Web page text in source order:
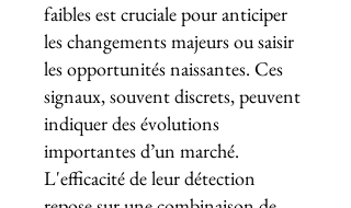
faibles est cruciale pour anticiper
les changements majeurs ou saisir
les opportunités naissantes. Ces
signaux, souvent discrets, peuvent
indiquer des évolutions
importantes d’un marché.
L'efficacité de leur détection